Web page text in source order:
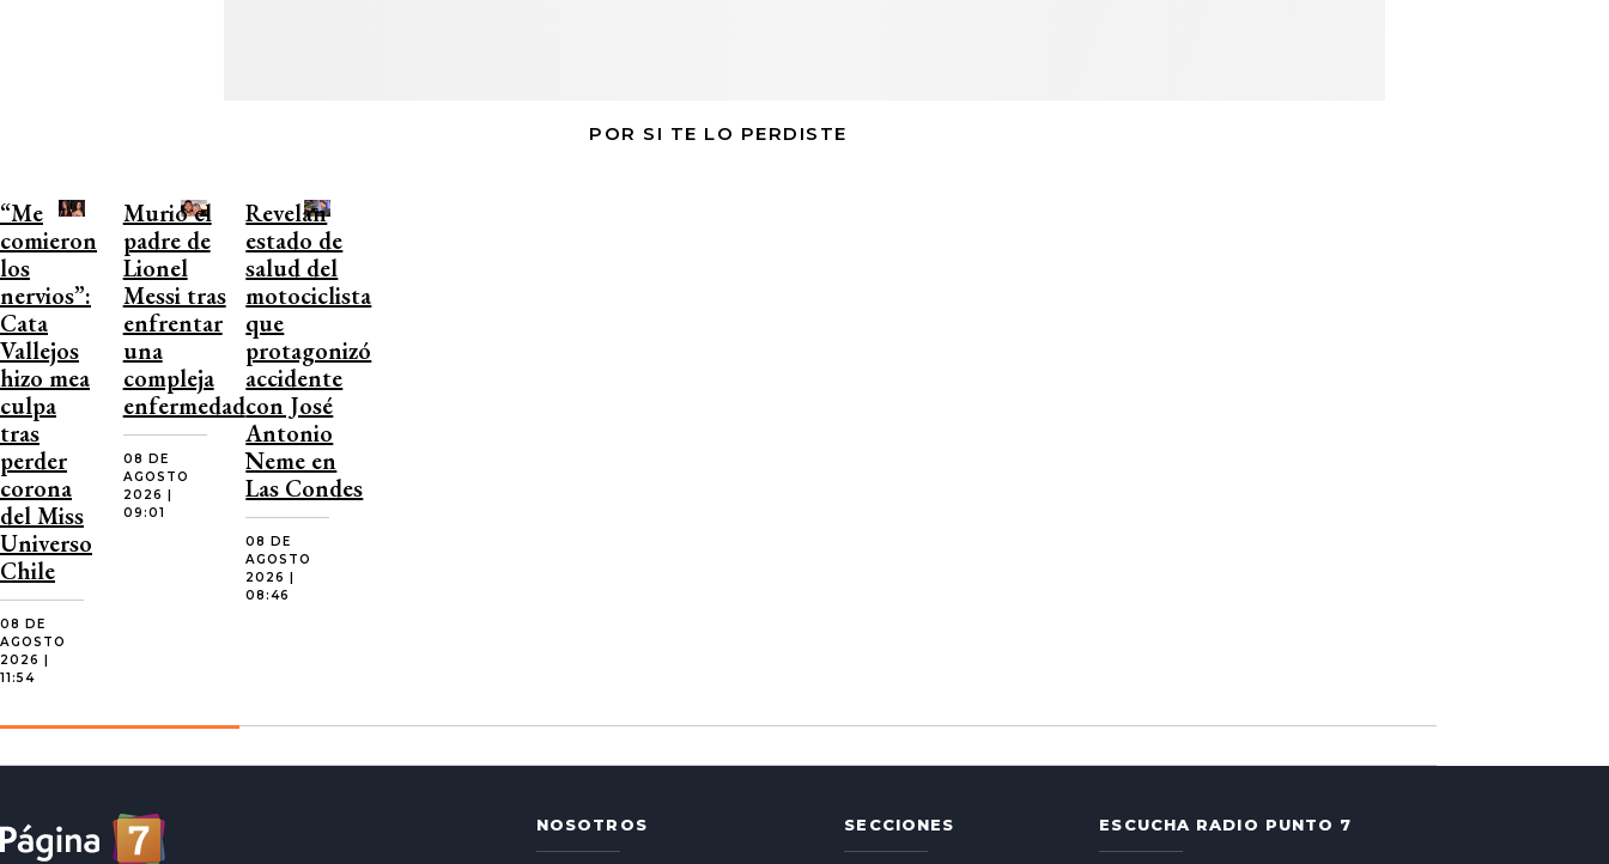
POR SI TE LO PERDISTE
“Me
comieron
los
nervios”:
Cata
Vallejos
hizo mea
culpa
tras
perder
corona
del Miss
Universo
Chile
08 DE
AGOSTO
2026 |
11:54
Murió el
padre de
Lionel
Messi tras
enfrentar
una
compleja
enfermedad
08 DE
AGOSTO
2026 |
09:01
Revelan
estado de
salud del
motociclista
que
protagonizó
accidente
con José
Antonio
Neme en
Las Condes
08 DE
AGOSTO
2026 |
08:46
NOSOTROS SECCIONES ESCUCHA RADIO PUNTO 7